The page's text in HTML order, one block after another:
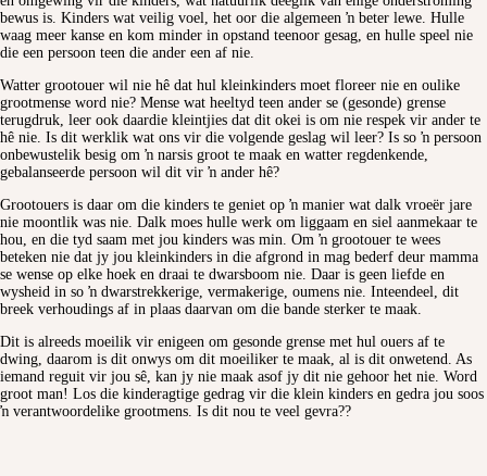
bewus is. Kinders wat veilig voel, het oor die algemeen ŉ beter lewe. Hulle
waag meer kanse en kom minder in opstand teenoor gesag, en hulle speel nie
die een persoon teen die ander een af nie.
Watter grootouer wil nie hê dat hul kleinkinders moet floreer nie en oulike
grootmense word nie? Mense wat heeltyd teen ander se (gesonde) grense
terugdruk, leer ook daardie kleintjies dat dit okei is om nie respek vir ander te
hê nie. Is dit werklik wat ons vir die volgende geslag wil leer? Is so ŉ persoon
onbewustelik besig om ŉ narsis groot te maak en watter regdenkende,
gebalanseerde persoon wil dit vir ŉ ander hê?
Grootouers is daar om die kinders te geniet op ŉ manier wat dalk vroeër jare
nie moontlik was nie. Dalk moes hulle werk om liggaam en siel aanmekaar te
hou, en die tyd saam met jou kinders was min. Om ŉ grootouer te wees
beteken nie dat jy jou kleinkinders in die afgrond in mag bederf deur mamma
se wense op elke hoek en draai te dwarsboom nie. Daar is geen liefde en
wysheid in so ŉ dwarstrekkerige, vermakerige, oumens nie. Inteendeel, dit
breek verhoudings af in plaas daarvan om die bande sterker te maak.
Dit is alreeds moeilik vir enigeen om gesonde grense met hul ouers af te
dwing, daarom is dit onwys om dit moeiliker te maak, al is dit onwetend. As
iemand reguit vir jou sê, kan jy nie maak asof jy dit nie gehoor het nie. Word
groot man! Los die kinderagtige gedrag vir die klein kinders en gedra jou soos
ŉ verantwoordelike grootmens. Is dit nou te veel gevra??